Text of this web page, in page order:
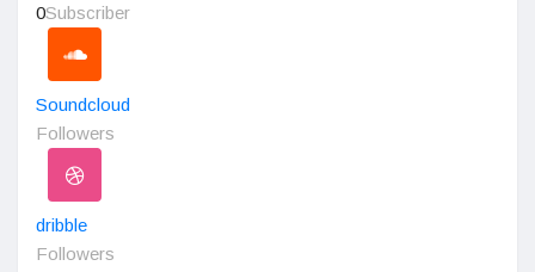
0Subscriber
Soundcloud
Followers
dribble
Followers